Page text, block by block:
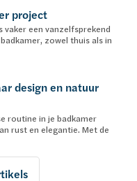
project
vaker een vanzelfsprekend
zowel thuis als in
design en natuur
routine in je badkamer
rust en elegantie. Met de